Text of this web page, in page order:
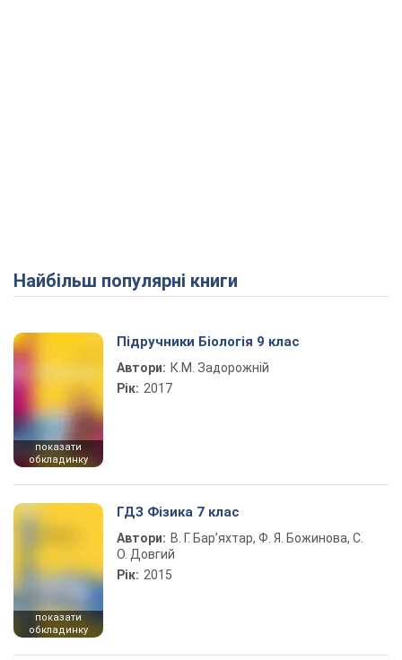
Найбільш популярні книги
показати
обкладинку
Підручники Біологія 9 клас
Автори: К.М. Задорожній
Рік: 2017
показати
обкладинку
ГДЗ Фізика 7 клас
Автори: В. Г. Бар’яхтар, Ф. Я. Божинова, С.
О. Довгий
Рік: 2015